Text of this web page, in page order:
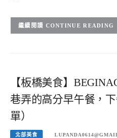
CONTINUE READING
【板橋美食】
巷弄的高分早午餐，
單）
北部美食